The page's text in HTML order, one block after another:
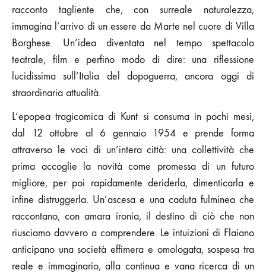
racconto tagliente che, con surreale naturalezza,
immagina l’arrivo di un essere da Marte nel cuore di Villa
Borghese. Un’idea diventata nel tempo spettacolo
teatrale, film e perfino modo di dire: una riflessione
lucidissima sull’Italia del dopoguerra, ancora oggi di
straordinaria attualità.
L’epopea tragicomica di Kunt si consuma in pochi mesi,
dal 12 ottobre al 6 gennaio 1954 e prende forma
attraverso le voci di un’intera città: una collettività che
prima accoglie la novità come promessa di un futuro
migliore, per poi rapidamente deriderla, dimenticarla e
infine distruggerla. Un’ascesa e una caduta fulminea che
raccontano, con amara ironia, il destino di ciò che non
riusciamo davvero a comprendere. Le intuizioni di Flaiano
anticipano una società effimera e omologata, sospesa tra
reale e immaginario, alla continua e vana ricerca di un